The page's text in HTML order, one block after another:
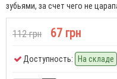
зубьями, за счет чего не
112 грн 67 грн
Доступность: На складе